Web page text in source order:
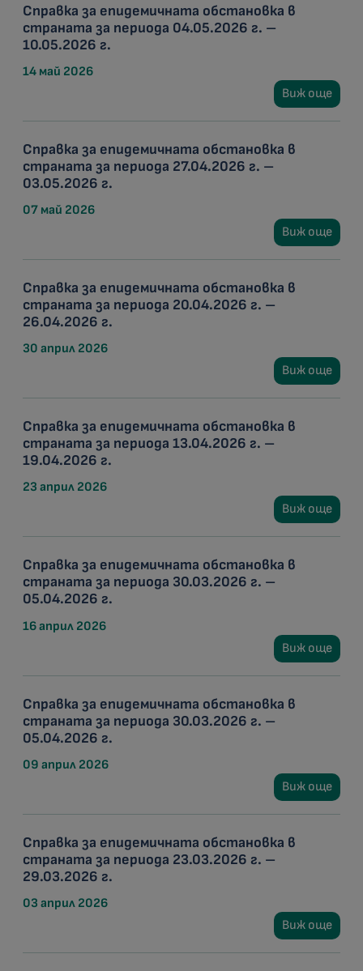
Справка за епидемичната обстановка в
страната за периода 04.05.2026 г. –
10.05.2026 г.
14 май 2026
Виж още
Справка за епидемичната обстановка в
страната за периода 27.04.2026 г. –
03.05.2026 г.
07 май 2026
Виж още
Справка за епидемичната обстановка в
страната за периода 20.04.2026 г. –
26.04.2026 г.
30 април 2026
Виж още
Справка за епидемичната обстановка в
страната за периода 13.04.2026 г. –
19.04.2026 г.
23 април 2026
Виж още
Справка за епидемичната обстановка в
страната за периода 30.03.2026 г. –
05.04.2026 г.
16 април 2026
Виж още
Справка за епидемичната обстановка в
страната за периода 30.03.2026 г. –
05.04.2026 г.
09 април 2026
Виж още
Справка за епидемичната обстановка в
страната за периода 23.03.2026 г. –
29.03.2026 г.
03 април 2026
Виж още